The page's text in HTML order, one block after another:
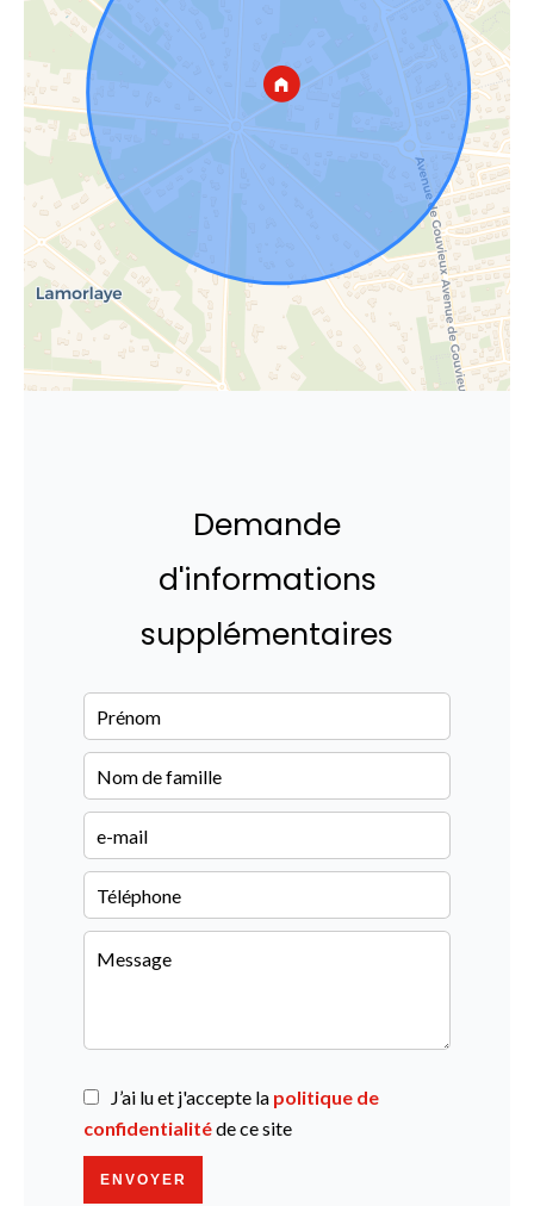
Demande
d'informations
supplémentaires
J’ai lu et j'accepte la politique de
confidentialitéde ce site
ENVOYER